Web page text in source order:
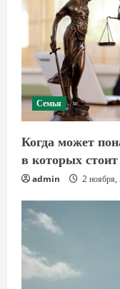
Семья
Когда может
в которых
admin 2